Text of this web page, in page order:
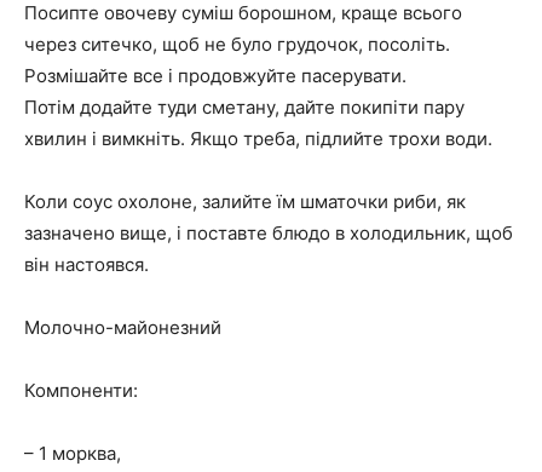
Посипте овочеву суміш борошном, краще всього
через ситечко, щоб не було грудочок, посоліть.
Розмішайте все і продовжуйте пасерувати.
Потім додайте туди сметану, дайте покипіти пару
хвилин і вимкніть. Якщо треба, підлийте трохи води.
Коли соус охолоне, залийте їм шматочки риби, як
зазначено вище, і поставте блюдо в холодильник, щоб
він настоявся.
Молочно-майонезний
Компоненти:
– 1 морква,